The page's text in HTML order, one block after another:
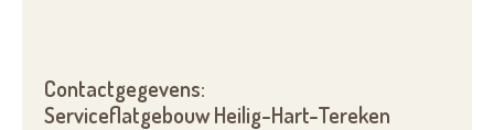
Contactgegevens:
Serviceflatgebouw Heilig-Hart-Tereken